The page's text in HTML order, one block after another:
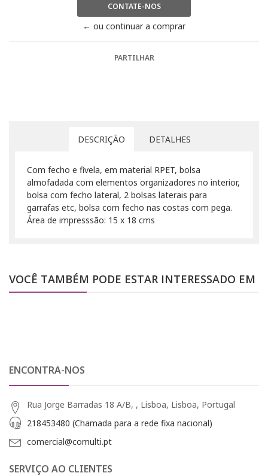
CONTATE-NOS
← ou continuar a comprar
PARTILHAR
DESCRIÇÃO DETALHES
Com fecho e fivela, em material RPET, bolsa
almofadada com elementos organizadores no interior,
bolsa com fecho lateral, 2 bolsas laterais para
garrafas etc, bolsa com fecho nas costas com pega.
Área de impresssão: 15 x 18 cms
VOCÊ TAMBÉM PODE ESTAR INTERESSADO EM
ENCONTRA-NOS
Rua Jorge Barradas 18 A/B, , Lisboa, Lisboa, Portugal
218453480 (Chamada para a rede fixa nacional)
comercial@comulti.pt
SERVIÇO AO CLIENTES